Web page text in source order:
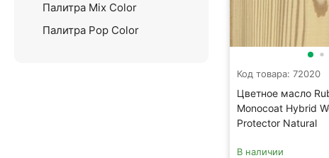
Палитра Mix Color
Палитра Pop Color
Код товара: 72020
Цветное масло
Monocoat Hybrid
Protector Natural
В наличии